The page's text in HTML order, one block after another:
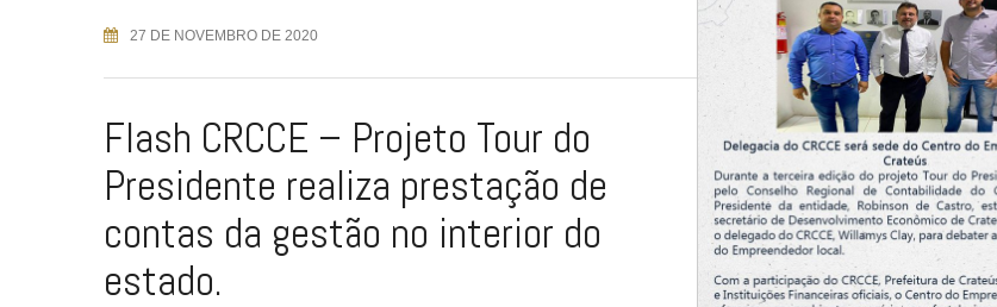
27 DE NOVEMBRO DE 2020
Flash CRCCE – Projeto Tour do
Presidente realiza prestação de
contas da gestão no interior do
estado.